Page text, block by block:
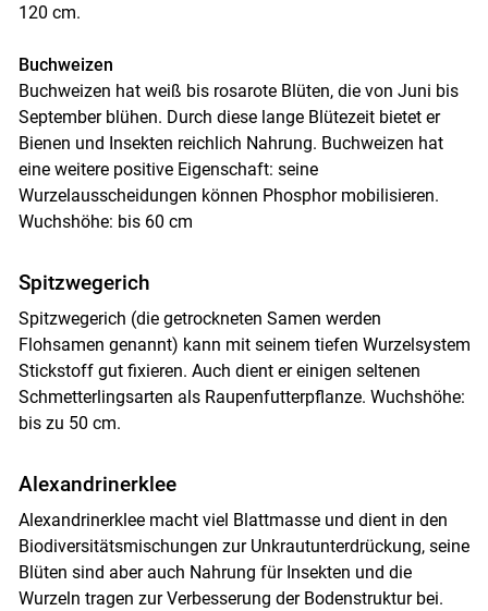
Skip to main content
120 cm.
Buchweizen
Buchweizen hat weiß bis rosarote Blüten, die von Juni bis
September blühen. Durch diese lange Blütezeit bietet er
Bienen und Insekten reichlich Nahrung. Buchweizen hat
eine weitere positive Eigenschaft: seine
Wurzelausscheidungen können Phosphor mobilisieren.
Wuchshöhe: bis 60 cm
Spitzwegerich
Spitzwegerich (die getrockneten Samen werden
Flohsamen genannt) kann mit seinem tiefen Wurzelsystem
Stickstoff gut fixieren. Auch dient er einigen seltenen
Schmetterlingsarten als Raupenfutterpflanze. Wuchshöhe:
bis zu 50 cm.
Alexandrinerklee
Alexandrinerklee macht viel Blattmasse und dient in den
Biodiversitätsmischungen zur Unkrautunterdrückung, seine
Blüten sind aber auch Nahrung für Insekten und die
Wurzeln tragen zur Verbesserung der Bodenstruktur bei.